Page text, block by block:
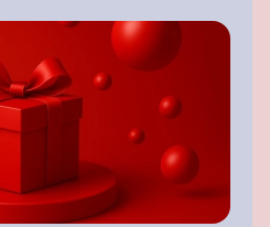
диджитал-маркетинга и
от мировых гуру.